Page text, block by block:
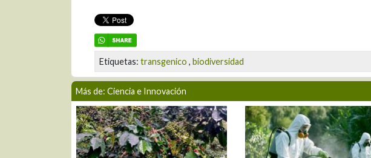
Etiquetas: transgenico , biodiversidad
Más de: Ciencia e Innovación